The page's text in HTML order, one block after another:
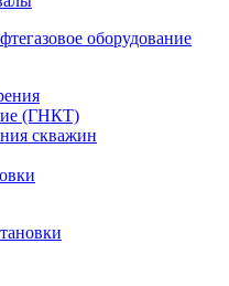
оборудование
(ГНКТ)
скважин